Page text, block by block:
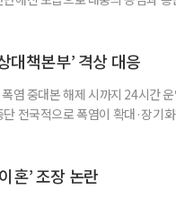
는 말솜씨와 공감 능력으로
책본부’ 격상 대응
염 중대본 해제 시까지 24시간
전국적으로 폭염이 확대·장기
국적으로 확대되고 장기화한 데
혼’ 조장 논란